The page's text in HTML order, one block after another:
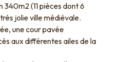
(11 pièces dont 6
jolie ville médiévale.
une cour pavée
aux différentes ailes de la